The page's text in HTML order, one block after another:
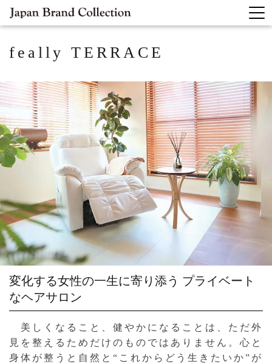
feally TERRACE
変化する女性の一生に寄り添う プライベート
なヘアサロン
美しくなること、健やかになることは、ただ外
見を整えるためだけのものではありません。心と
身体が整うと自然と“これからどう生きたいか”が